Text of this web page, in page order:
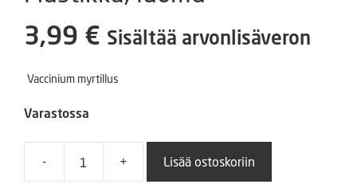
3,99 € Sisältää arvonlisäveron
Vaccinium myrtillus
Varastossa
-
Mustikka,
+ Lisää ostoskoriin